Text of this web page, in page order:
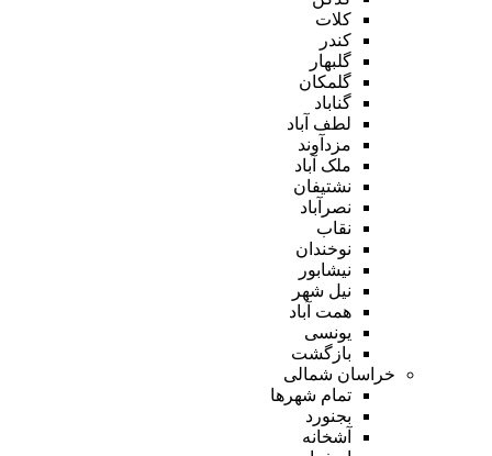
کلات
کندر
گلبهار
گلمکان
گناباد
لطف آباد
مزدآوند
ملک آباد
نشتیفان
نصرآباد
نقاب
نوخندان
نیشابور
نیل شهر
همت آباد
یونسی
بازگشت
خراسان شمالی
تمام شهر‌ها
بجنورد
آشخانه